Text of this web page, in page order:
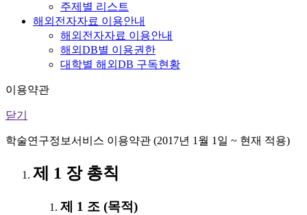
주제별 리스트
해외전자자료 이용안내
해외전자자료 이용안내
해외DB별 이용권한
대학별 해외DB 구독현황
이용약관
닫기
학술연구정보서비스 이용약관 (2017년 1월 1일 ~ 현재 적용)
제 1 장 총칙
제 1 조 (목적)